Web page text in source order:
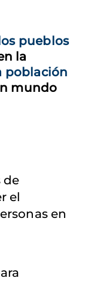
pueblos
la
población
mundo
de
el
en